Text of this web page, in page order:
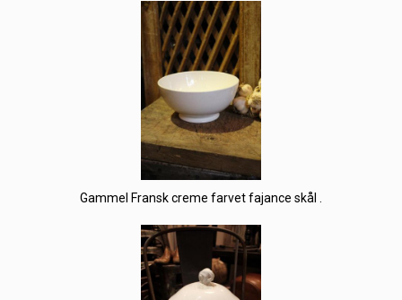
Gammel Fransk creme farvet fajance skål .